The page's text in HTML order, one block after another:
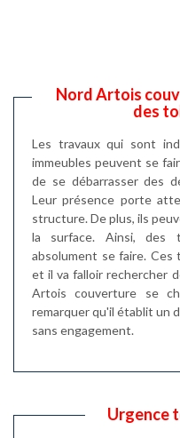
Nord Artois
des
Les travaux qui sont
immeubles peuvent se
de se débarrasser des
Leur présence porte
structure. De plus, ils
la surface. Ainsi, des
absolument se faire.
et il va falloir rechercher
Artois couverture se
remarquer qu'il établit un
sans engagement.
Urgence